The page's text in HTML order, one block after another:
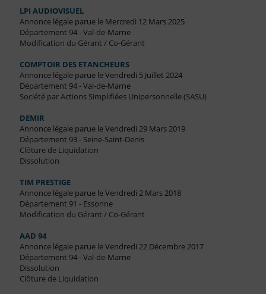
LPI AUDIOVISUEL
Annonce légale parue le Mercredi 12 Mars 2025
Département 94 - Val-de-Marne
Modification du Gérant / Co-Gérant
COMPTOIR DES ETANCHEURS
Annonce légale parue le Vendredi 5 Juillet 2024
Département 94 - Val-de-Marne
Société par Actions Simplifiées Unipersonnelle (SASU)
DEMIR
Annonce légale parue le Vendredi 29 Mars 2019
Département 93 - Seine-Saint-Denis
Clôture de Liquidation
Dissolution
TIM PRESTIGE
Annonce légale parue le Vendredi 2 Mars 2018
Département 91 - Essonne
Modification du Gérant / Co-Gérant
AAD 94
Annonce légale parue le Vendredi 22 Décembre 2017
Département 94 - Val-de-Marne
Dissolution
Clôture de Liquidation